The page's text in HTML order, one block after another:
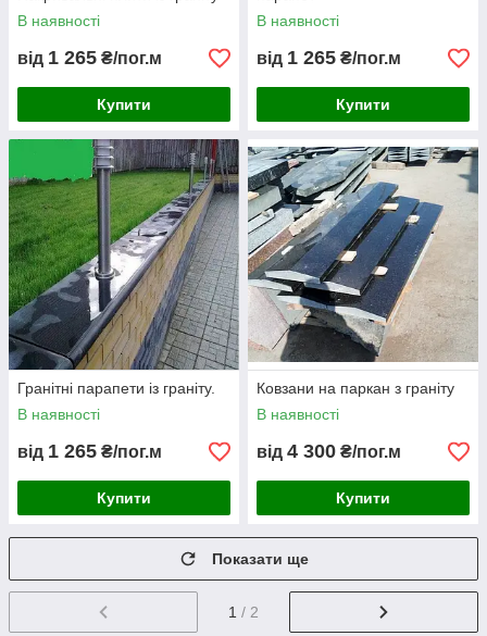
В наявності
від 1 265 ₴/пог.м
Купити
В наявності
від 1 265 ₴/пог.м
Купити
Гранітні парапети із граніту.
В наявності
від 1 265 ₴/пог.м
Купити
Ковзани на паркан з граніту
В наявності
від 4 300 ₴/пог.м
Купити
Показати ще
1 / 2